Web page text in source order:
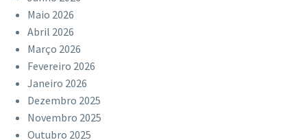
Maio 2026
Abril 2026
Março 2026
Fevereiro 2026
Janeiro 2026
Dezembro 2025
Novembro 2025
Outubro 2025